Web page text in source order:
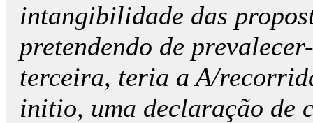
intangibilidade das
pretendendo de
terceira, teria a A/
initio, uma declaração de